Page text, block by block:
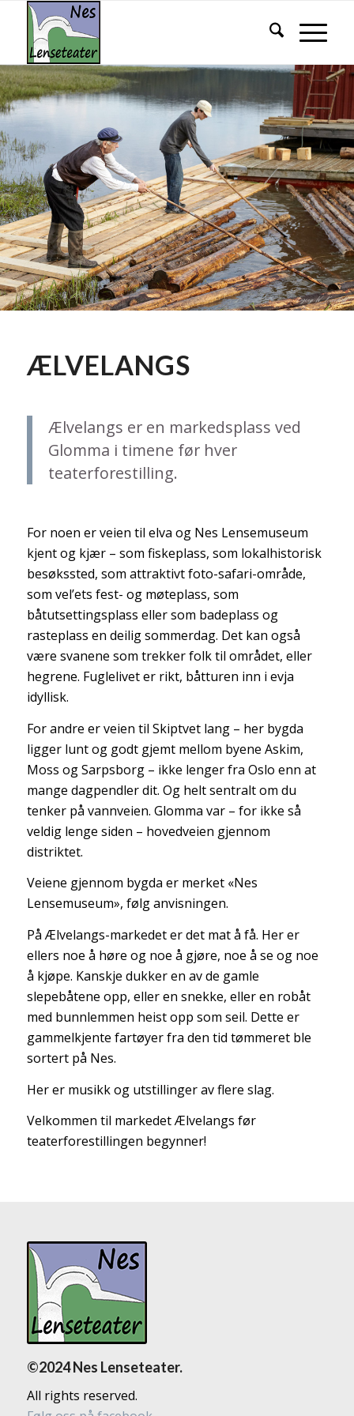
ÆLVELANGS
Ælvelangs er en markedsplass ved
Glomma i timene før hver
teaterforestilling.
For noen er veien til elva og Nes Lensemuseum
kjent og kjær – som fiskeplass, som lokalhistorisk
besøkssted, som attraktivt foto-safari-område,
som vel’ets fest- og møteplass, som
båtutsettingsplass eller som badeplass og
rasteplass en deilig sommerdag. Det kan også
være svanene som trekker folk til området, eller
hegrene. Fuglelivet er rikt, båtturen inn i evja
idyllisk.
For andre er veien til Skiptvet lang – her bygda
ligger lunt og godt gjemt mellom byene Askim,
Moss og Sarpsborg – ikke lenger fra Oslo enn at
mange dagpendler dit. Og helt sentralt om du
tenker på vannveien. Glomma var – for ikke så
veldig lenge siden – hovedveien gjennom
distriktet.
Veiene gjennom bygda er merket «Nes
Lensemuseum», følg anvisningen.
På Ælvelangs-markedet er det mat å få. Her er
ellers noe å høre og noe å gjøre, noe å se og noe
å kjøpe. Kanskje dukker en av de gamle
slepebåtene opp, eller en snekke, eller en robåt
med bunnlemmen heist opp som seil. Dette er
gammelkjente fartøyer fra den tid tømmeret ble
sortert på Nes.
Her er musikk og utstillinger av flere slag.
Velkommen til markedet Ælvelangs før
teaterforestillingen begynner!
©2024 Nes Lenseteater.
All rights reserved.